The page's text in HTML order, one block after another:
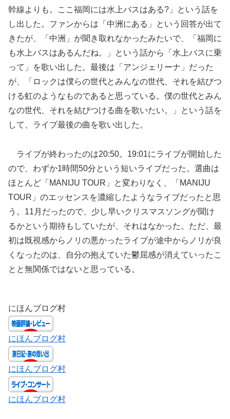
幹線よりも。ここ福岡には水上バスはある?」という話を
し出した。ファンからは「中洲にある」という回答が出て
きたが、「中洲」が聞き取れなかったみたいで、「福岡に
も水上バスはあるんだね。」という話から「水上バスに乗
って」を歌い出した。最後は「アンジェリーナ」だった
が、「ロックは僕らの世代とみんなの世代、それを結びつ
ける虹のようなものであると思っている。僕の世代とみん
なの世代、それを結びつける曲を歌いたい。」という話を
して、ライブ最後の曲を歌い出した。
ライブが終わったのは20:50。19:01にライブが開始した
ので、わずか1時間50分という短いライブだった。選曲は
ほとんど「MANIJU TOUR」と変わりなく、「MANIJU
TOUR」のエッセンスを濃縮したようなライブだったと思
う。11月だったので、少し早いクリスマスソングが聞け
るかという期待もしていたが、それはなかった。ただ、最
初は既視感からノリの悪かったライブが途中からノリが良
くなったのは、自分の抱えていた鬱屈感が消えていったこ
とと無関係ではないと思っている。
にほんブログ村
にほんブログ村
にほんブログ村
にほんブログ村